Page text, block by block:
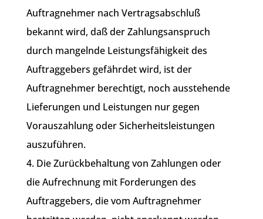
Auftragnehmer nach Vertragsabschluß
bekannt wird, daß der Zahlungsanspruch
durch mangelnde Leistungsfähigkeit des
Auftraggebers gefährdet wird, ist der
Auftragnehmer berechtigt, noch ausstehende
Lieferungen und Leistungen nur gegen
Vorauszahlung oder Sicherheitsleistungen
auszuführen.
4. Die Zurückbehaltung von Zahlungen oder
die Aufrechnung mit Forderungen des
Auftraggebers, die vom Auftragnehmer